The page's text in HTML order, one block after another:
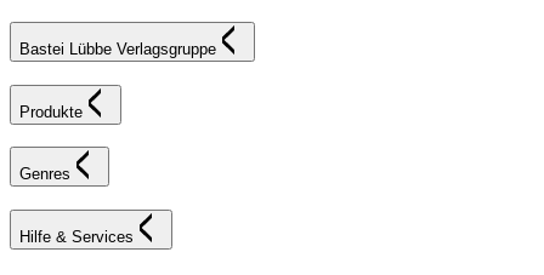
Bastei Lübbe Verlagsgruppe
Produkte
Genres
Hilfe & Services